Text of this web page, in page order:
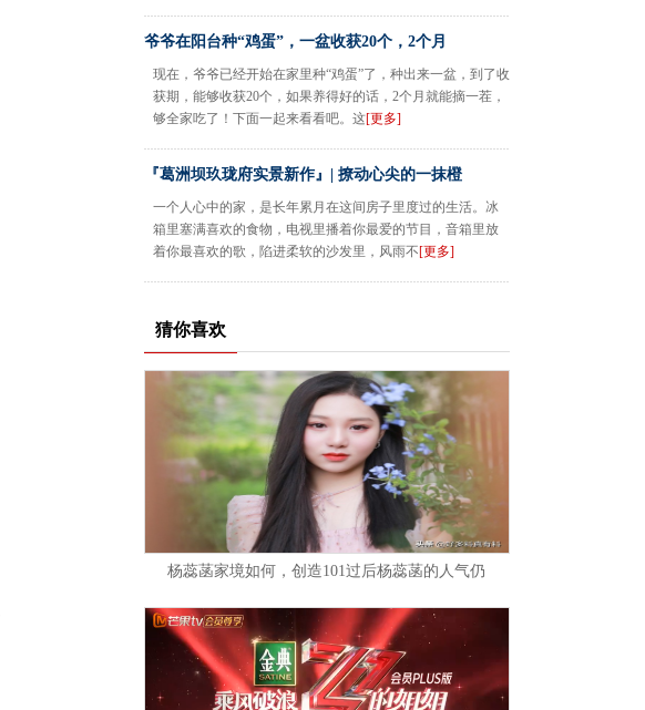
爷爷在阳台种“鸡蛋”，一盆收获20个，2个月
现在，爷爷已经开始在家里种“鸡蛋”了，种出来一盆，到了收
获期，能够收获20个，如果养得好的话，2个月就能摘一茬，
够全家吃了！下面一起来看看吧。这[更多]
『葛洲坝玖珑府实景新作』| 撩动心尖的一抹橙
一个人心中的家，是长年累月在这间房子里度过的生活。冰
箱里塞满喜欢的食物，电视里播着你最爱的节目，音箱里放
着你最喜欢的歌，陷进柔软的沙发里，风雨不[更多]
猜你喜欢
杨蕊菡家境如何，创造101过后杨蕊菡的人气仍